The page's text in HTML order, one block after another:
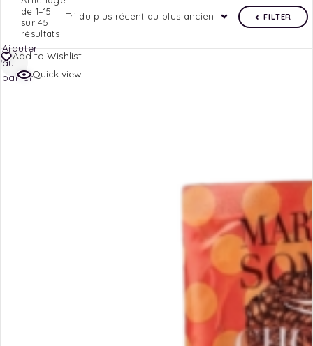
de 1–15
sur 45
résultats
Tri du plus récent au plus ancien FILTER
Add to Wishlist
Quick view
Ajouter
au
panier